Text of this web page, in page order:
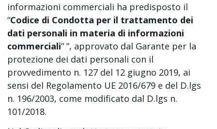
informazioni commerciali ha predisposto il
“Codice di Condotta per il trattamento dei
dati personali in materia di informazioni
commerciali” ”, approvato dal Garante per la
protezione dei dati personali con il
provvedimento n. 127 del 12 giugno 2019, ai
sensi del Regolamento UE 2016/679 e del D.lgs
n. 196/2003, come modificato dal D.lgs n.
101/2018.